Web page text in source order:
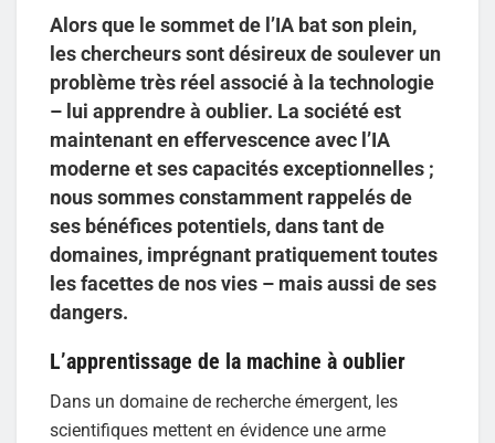
Alors que le sommet de l’IA bat son plein,
les chercheurs sont désireux de soulever un
problème très réel associé à la technologie
– lui apprendre à oublier. La société est
maintenant en effervescence avec l’IA
moderne et ses capacités exceptionnelles ;
nous sommes constamment rappelés de
ses bénéfices potentiels, dans tant de
domaines, imprégnant pratiquement toutes
les facettes de nos vies – mais aussi de ses
dangers.
L’apprentissage de la machine à oublier
Dans un domaine de recherche émergent, les
scientifiques mettent en évidence une arme